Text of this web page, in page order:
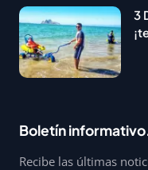
3
Boletín
Recibe las últimas